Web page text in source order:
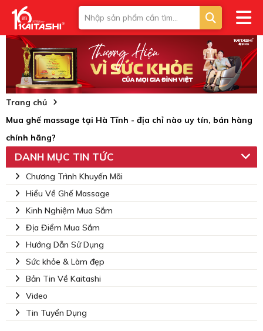
Trang chủ
Mua ghế massage tại Hà Tĩnh - địa chỉ nào uy tín, bán hàng
chính hãng?
DANH MỤC TIN TỨC
Chương Trình Khuyến Mãi
Hiểu Về Ghế Massage
Kinh Nghiệm Mua Sắm
Địa Điểm Mua Sắm
Hướng Dẫn Sử Dụng
Sức khỏe & Làm đẹp
Bản Tin Về Kaitashi
Video
Tin Tuyển Dụng